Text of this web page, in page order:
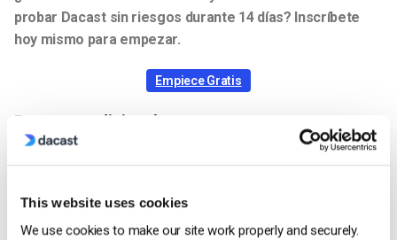
This website uses cookies
We use cookies to make our site work properly and securely.
probar Dacast sin riesgos durante 14 días? Inscríbete
hoy mismo para empezar.
Empiece Gratis
Recursos adicionales:
Jose Guevara